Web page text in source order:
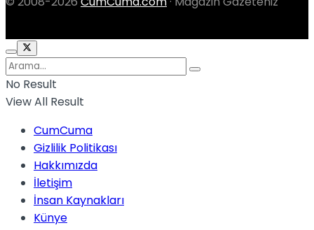
No Result
View All Result
CumCuma
Gizlilik Politikası
Hakkımızda
İletişim
İnsan Kaynakları
Künye